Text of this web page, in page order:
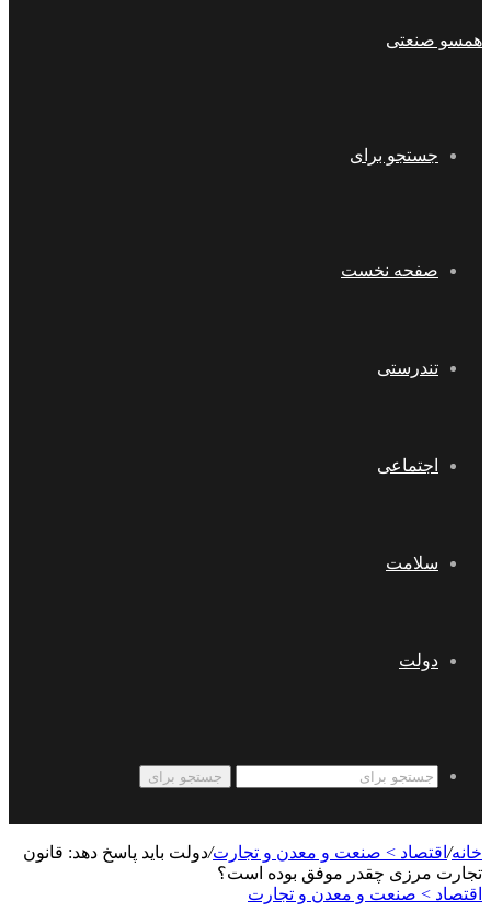
همسو صنعتی
جستجو برای
صفحه نخست
تندرستی
اجتماعی
سلامت
دولت
جستجو برای
خانه/ اقتصاد > صنعت و معدن و تجارت/دولت باید پاسخ دهد: قانون
تجارت مرزی چقدر موفق بوده است؟
اقتصاد > صنعت و معدن و تجارت